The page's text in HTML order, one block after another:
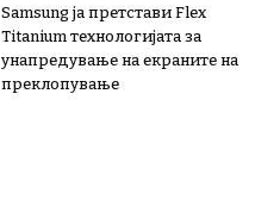
Samsung ја претстави Flex
Titanium технологијата за
унапредување на екраните на
преклопување